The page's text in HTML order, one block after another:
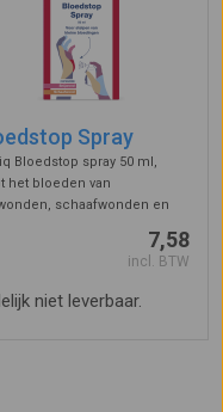
Spray
Bloedstop spray 50 ml,
het bloeden van
schaafwonden en
het bloed en laat een
gellaag achter op de
Hierdoor stopt het bloeden
direct. Vo ...
7,58
incl. BTW
niet leverbaar.